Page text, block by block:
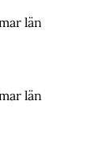
län
län